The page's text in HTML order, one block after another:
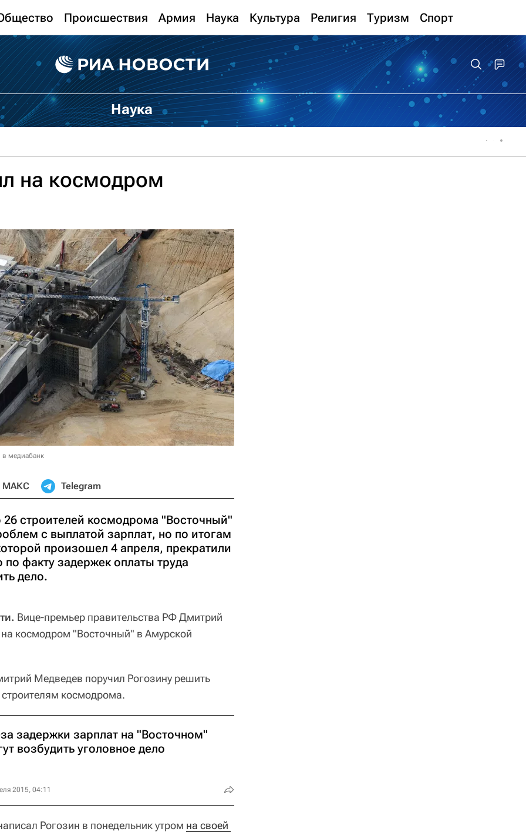
Происшествия Армия Наука Культура Религия Туризм Спорт
Наука
на космодром
в медиабанк
МАКС Telegram
строителей космодрома "Восточный"
с выплатой зарплат, но по итогам
произошел 4 апреля, прекратили
факту задержек оплаты труда
дело.
Вице-премьер правительства РФ Дмитрий
космодром "Восточный" в Амурской
Медведев поручил Рогозину решить
космодрома.
задержки зарплат на "Восточном"
возбудить уголовное дело
2015, 04:11
Рогозин в понедельник утром на своей